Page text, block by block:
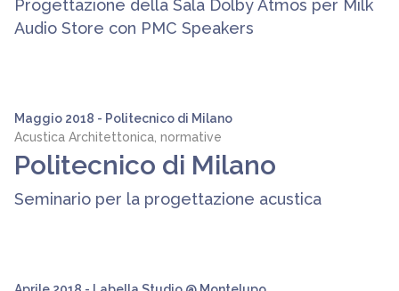
Progettazione della Sala Dolby Atmos per Milk
Audio Store con PMC Speakers
Maggio 2018 - Politecnico di Milano
Acustica Architettonica, normative
Politecnico di Milano
Seminario per la progettazione acustica